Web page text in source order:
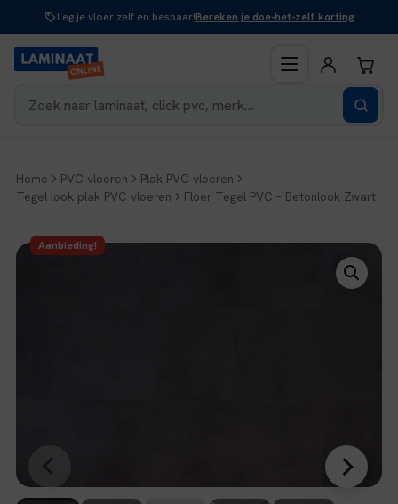
inhoud
Leg je vloer zelf en bespaar!Bereken je doe-het-zelf korting
Home PVC vloeren
Plak PVC vloeren
Tegel look plak PVC vloeren
Floer Tegel PVC – Betonlook Zwart
Aanbieding!